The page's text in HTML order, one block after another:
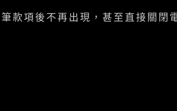
款項後不再出現，甚至直接關閉